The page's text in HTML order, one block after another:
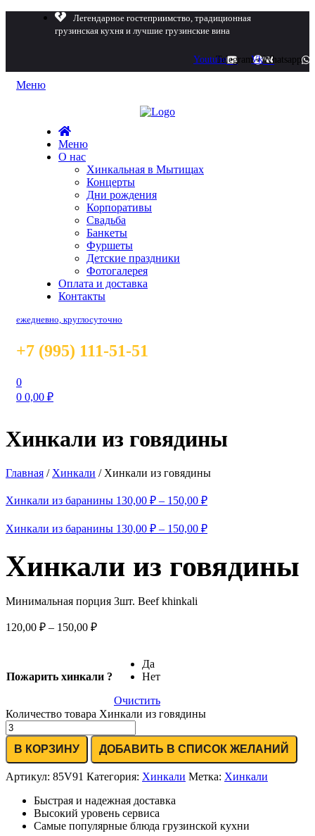
Легендарное гостеприимство, традиционная
грузинская кухня и лучшие грузинские вина
YoutubeTelegramVkWhatsapp
Меню
Меню
О нас
Хинкальная в Мытищах
Концерты
Дни рождения
Корпоративы
Свадьба
Банкеты
Фуршеты
Детские праздники
Фотогалерея
Оплата и доставка
Контакты
ежедневно, круглосуточно
+7 (995) 111-51-51
0
0 0,00 ₽
Хинкали из говядины
Главная /Хинкали /Хинкали из говядины
Хинкали из баранины 130,00 ₽ – 150,00 ₽
Хинкали из баранины 130,00 ₽ – 150,00 ₽
Хинкали из говядины
Минимальная порция 3шт. Beef khinkali
120,00 ₽ – 150,00 ₽
Пожарить хинкали ?
Да
Нет
Очистить
Количество товара Хинкали из говядины
В КОРЗИНУ ДОБАВИТЬ В СПИСОК ЖЕЛАНИЙ
Артикул: 85V91 Категория: Хинкали Метка: Хинкали
Быстрая и надежная доставка
Высокий уровень сервиса
Самые популярные блюда грузинской кухни